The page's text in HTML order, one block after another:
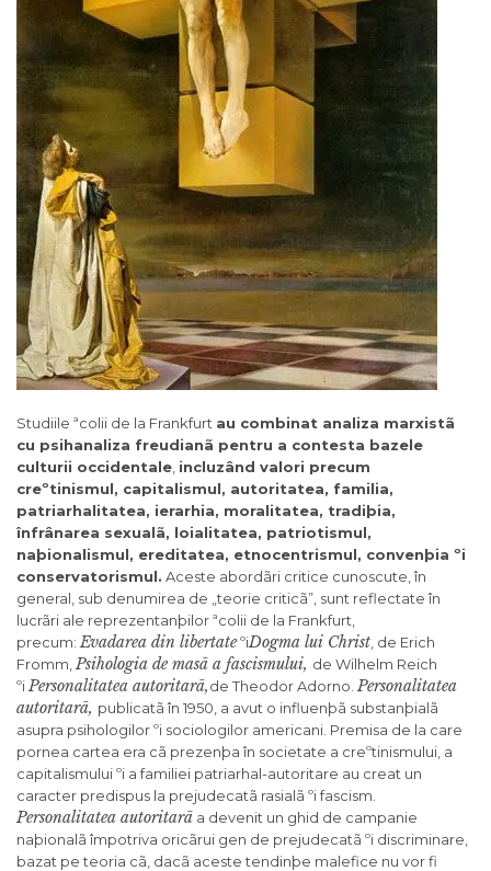
Studiile ªcolii de la Frankfurt au combinat analiza marxistã
cu psihanaliza freudianã pentru a contesta bazele
culturii occidentale incluzând valori precum
creºtinismul, capitalismul, autoritatea, familia,
patriarhalitatea, ierarhia, moralitatea, tradiþia,
înfrânarea sexualã, loialitatea, patriotismul,
naþionalismul, ereditatea, etnocentrismul, convenþia ºi
conservatorismul. Aceste abordãri critice cunoscute, în
general, sub denumirea de „teorie criticã”, sunt reflectate în
lucrãri ale reprezentanþilor ªcolii de la Frankfurt,
precum: Evadarea din libertateºiDogma lui Christ , de Erich
Fromm, Psihologia de masã a fascismului, de Wilhelm Reich
ºi Personalitatea autoritarã,de Theodor Adorno. Personalitatea
autoritarã, publicatã în 1950, a avut o influenþã substanþialã
asupra psihologilor ºi sociologilor americani. Premisa de la care
pornea cartea era cã prezenþa în societate a creºtinismului, a
capitalismului ºi a familiei patriarhal-autoritare au creat un
caracter predispus la prejudecatã rasialã ºi fascism.
Personalitatea autoritarã a devenit un ghid de campanie
naþionalã împotriva oricãrui gen de prejudecatã ºi discriminare,
bazat pe teoria cã, dacã aceste tendinþe malefice nu vor fi